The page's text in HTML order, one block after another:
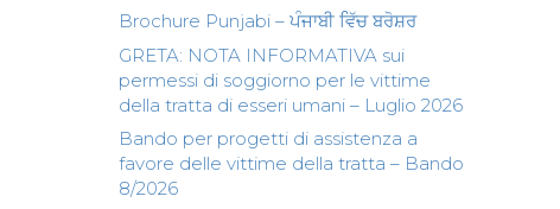
Brochure Punjabi – ਪੰਜਾਬੀ ਵਿੱਚ ਬਰੋਸ਼ਰ
GRETA: NOTA INFORMATIVA sui
permessi di soggiorno per le vittime
della tratta di esseri umani – Luglio 2026
Bando per progetti di assistenza a
favore delle vittime della tratta – Bando
8/2026